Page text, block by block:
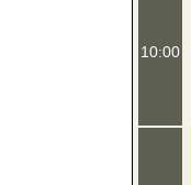
10:00